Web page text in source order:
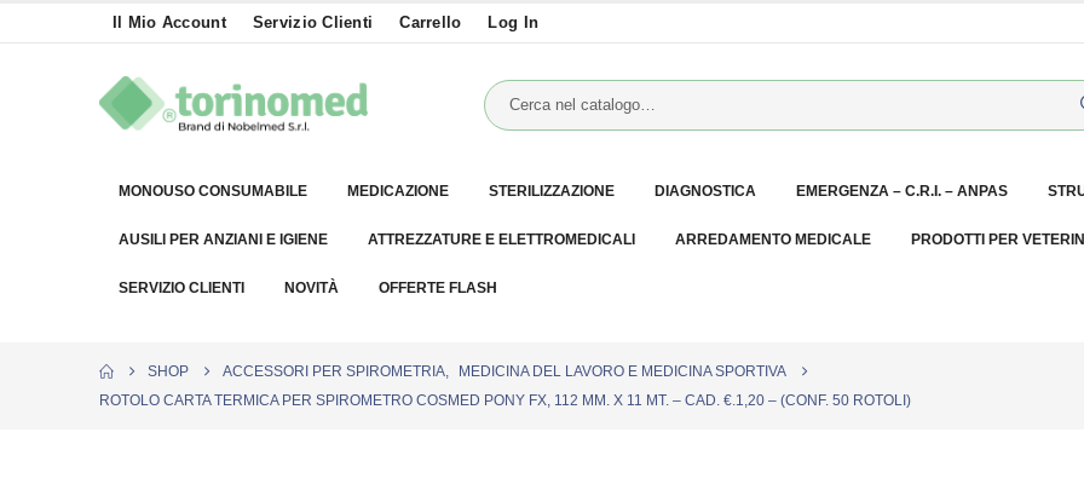
Il Mio Account Servizio Clienti Carrello Log In
MONOUSO CONSUMABILE MEDICAZIONE STERILIZZAZIONE DIAGNOSTICA EMERGENZA – C.R.I. – ANPAS
AUSILI PER ANZIANI E IGIENE ATTREZZATURE E ELETTROMEDICALI ARREDAMENTO MEDICALE PRODOTTI PER
SERVIZIO CLIENTI NOVITÀ OFFERTE FLASH
SHOP ACCESSORI PER SPIROMETRIA
MEDICINA DEL LAVORO E MEDICINA SPORTIVA
ROTOLO CARTA TERMICA PER SPIROMETRO COSMED PONY FX, 112 MM. X 11 MT. – CAD. €.1,20 – (CONF. 50 ROTOLI)